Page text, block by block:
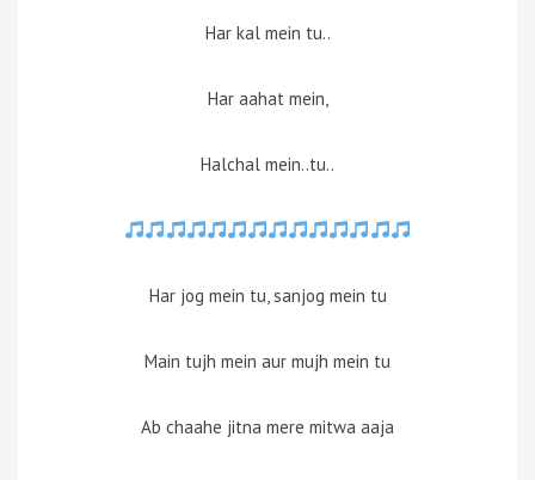
Har kal mein tu..
Har aahat mein,
Halchal mein..tu..
Har jog mein tu, sanjog mein tu
Main tujh mein aur mujh mein tu
Ab chaahe jitna mere mitwa aaja